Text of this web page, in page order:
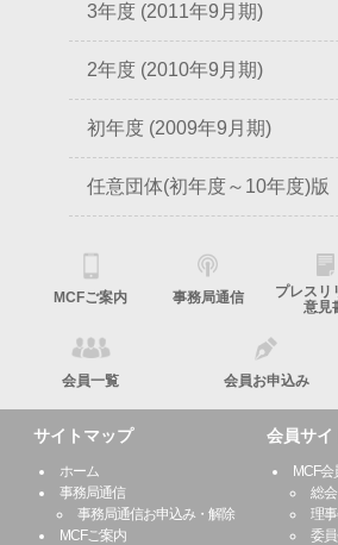
3年度 (2011年9月期)
2年度 (2010年9月期)
初年度 (2009年9月期)
任意団体(初年度～10年度)版
MCFご案内 事務局通信
プレスリ
意見
会員一覧 会員お申込み
サイトマップ
ホーム
事務局通信
事務局通信お申込み・解除
MCFご案内
会員サイ
MCF会
総会
理
委